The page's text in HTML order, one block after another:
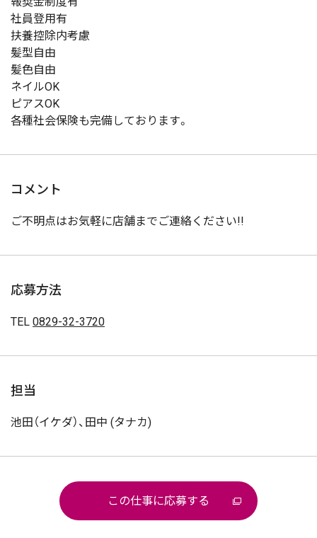
社員登用有
扶養控除内考慮
髪型自由
髪色自由
ネイルOK
ピアスOK
各種社会保険も完備しております。
コメント
ご不明点はお気軽に店舗までご連絡ください!!
応募方法
TEL 0829-32-3720
担当
池田（イケダ）、田中 (タナカ)
この仕事に応募する